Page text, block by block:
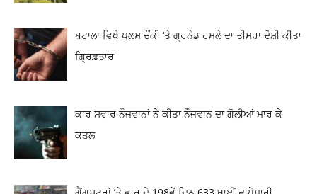
ਬਟਾਲਾ ਵਿਖੇ ਪੁਲਸ ਚੌਂਕੀ ‘ਤੇ ਗ੍ਰਨੇਡ ਹਮਲੇ ਦਾ ਤੀਸਰਾ ਦੋਸ਼ੀ ਕੀਤਾ
ਗ੍ਰਿਫ਼ਤਾਰ
ਕਾਰ ਸਵਾਰ ਨੌਜਵਾਨਾਂ ਨੇ ਕੀਤਾ ਨੌਜਵਾਨ ਦਾ ਗੋਲੀਆਂ ਮਾਰ ਕੇ
ਕਤਲ